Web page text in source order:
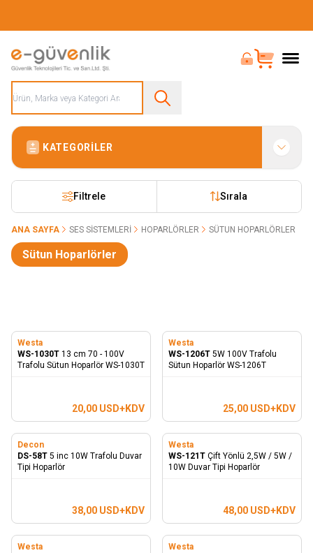
Bayi Girişi
Sepet
KATEGORILER
Filtrele Sırala
ANA SAYFA SES SISTEMLERI HOPARLÖRLER SÜTUN HOPARLÖRLER
Sütun Hoparlörler
Westa
WS-1030T 13 cm 70 - 100V
Trafolu Sütun Hoparlör WS-1030T
20,00 USD+KDV
Westa
WS-1206T 5W 100V Trafolu
Sütun Hoparlör WS-1206T
25,00 USD+KDV
Decon
DS-58T 5 inc 10W Trafolu Duvar
Tipi Hoparlör
38,00 USD+KDV
Westa
WS-121T Çift Yönlü 2,5W / 5W /
10W Duvar Tipi Hoparlör
48,00 USD+KDV
Westa
Westa